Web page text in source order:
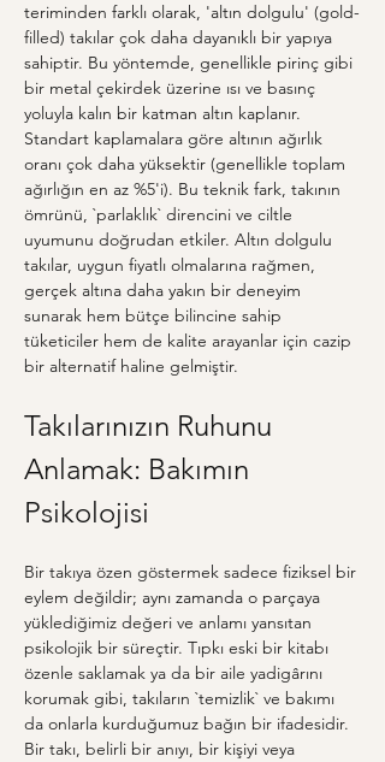
teriminden farklı olarak, 'altın dolgulu' (gold-
filled) takılar çok daha dayanıklı bir yapıya
sahiptir. Bu yöntemde, genellikle pirinç gibi
bir metal çekirdek üzerine ısı ve basınç
yoluyla kalın bir katman altın kaplanır.
Standart kaplamalara göre altının ağırlık
oranı çok daha yüksektir (genellikle toplam
ağırlığın en az %5'i). Bu teknik fark, takının
ömrünü, `parlaklık` direncini ve ciltle
uyumunu doğrudan etkiler. Altın dolgulu
takılar, uygun fiyatlı olmalarına rağmen,
gerçek altına daha yakın bir deneyim
sunarak hem bütçe bilincine sahip
tüketiciler hem de kalite arayanlar için cazip
bir alternatif haline gelmiştir.
Takılarınızın Ruhunu
Anlamak: Bakımın
Psikolojisi
Bir takıya özen göstermek sadece fiziksel bir
eylem değildir; aynı zamanda o parçaya
yüklediğimiz değeri ve anlamı yansıtan
psikolojik bir süreçtir. Tıpkı eski bir kitabı
özenle saklamak ya da bir aile yadigârını
korumak gibi, takıların `temizlik` ve bakımı
da onlarla kurduğumuz bağın bir ifadesidir.
Bir takı, belirli bir anıyı, bir kişiyi veya